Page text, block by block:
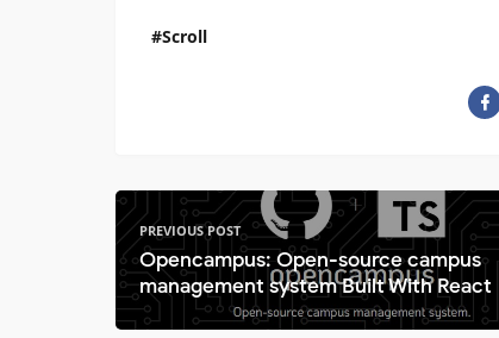
Scroll
PREVIOUS POST
Opencampus: Open-source campus
management system Built With React